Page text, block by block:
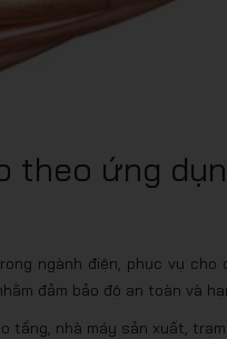
theo ứng
ngành điện, phục vụ
đảm bảo độ an toàn và
tầng, nhà máy sản xuất, trạm